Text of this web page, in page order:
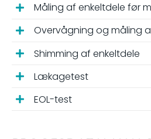
Måling af enkeltdele før
Overvågning og måling
Shimming af enkeltdele
Lækagetest
EOL-test